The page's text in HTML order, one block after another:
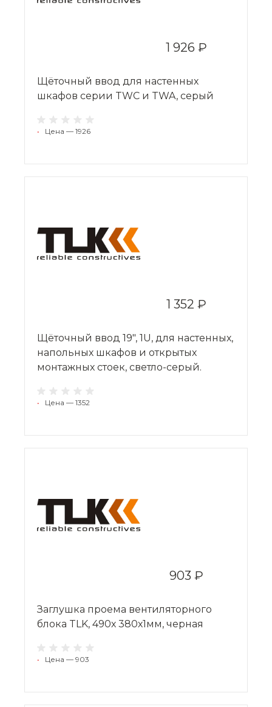
1 926 ₽
Щёточный ввод для настенных
шкафов серии TWC и TWA, серый
• Цена — 1926
1 352 ₽
Щёточный ввод 19", 1U, для настенных,
напольных шкафов и открытых
монтажных стоек, светло-серый.
• Цена — 1352
903 ₽
Заглушка проема вентиляторного
блока TLK, 490х 380х1мм, черная
• Цена — 903